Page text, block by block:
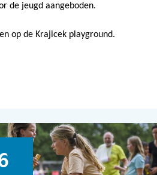
de jeugd aangeboden.
op de Krajicek playground.